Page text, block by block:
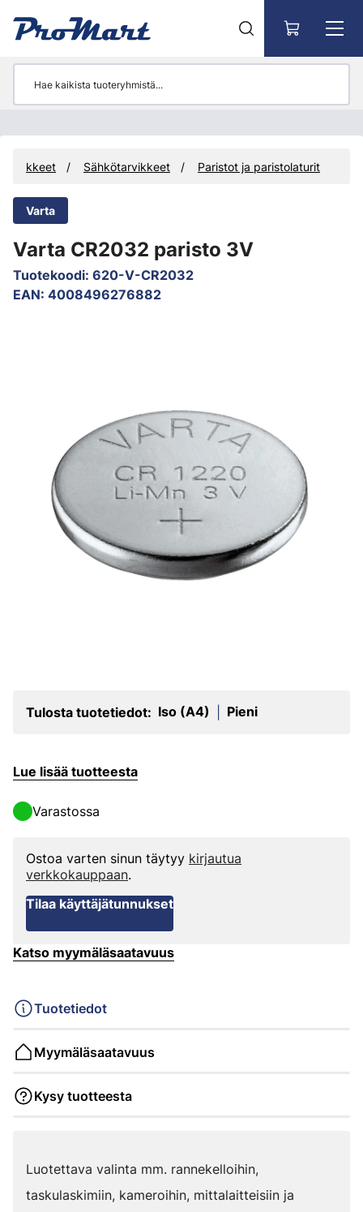
Tarvikkeet Sähkötarvikkeet Paristot ja paristolaturit
Varta
Varta CR2032 paristo 3V
Tuotekoodi: 620-V-CR2032
EAN: 4008496276882
Tulosta tuotetiedot: Iso (A4) Pieni
Lue lisää tuotteesta
Varastossa
Ostoa varten sinun täytyy kirjautua
verkkokauppaan.
Tilaa käyttäjätunnukset
Katso myymäläsaatavuus
Tuotetiedot
Myymäläsaatavuus
Kysy tuotteesta
Luotettava valinta mm. rannekelloihin,
taskulaskimiin, kameroihin, mittalaitteisiin ja